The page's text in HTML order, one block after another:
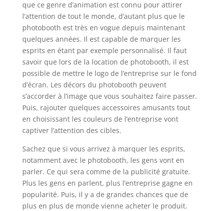
que ce genre d’animation est connu pour attirer
l’attention de tout le monde, d’autant plus que le
photobooth est très en vogue depuis maintenant
quelques années. Il est capable de marquer les
esprits en étant par exemple personnalisé. Il faut
savoir que lors de la location de photobooth, il est
possible de mettre le logo de l’entreprise sur le fond
d’écran. Les décors du photobooth peuvent
s’accorder à l’image que vous souhaitez faire passer.
Puis, rajouter quelques accessoires amusants tout
en choisissant les couleurs de l’entreprise vont
captiver l’attention des cibles.
Sachez que si vous arrivez à marquer les esprits,
notamment avec le photobooth, les gens vont en
parler. Ce qui sera comme de la publicité gratuite.
Plus les gens en parlent, plus l’entreprise gagne en
popularité. Puis, il y a de grandes chances que de
plus en plus de monde vienne acheter le produit.